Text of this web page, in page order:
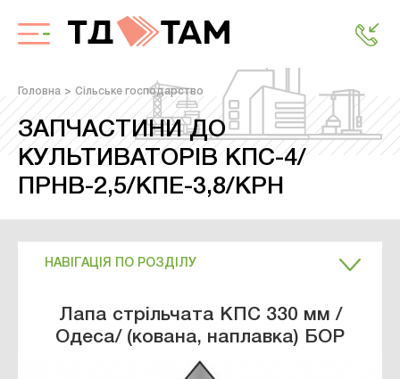
Головна Сільське господарство
ЗАПЧАСТИНИ ДО
КУЛЬТИВАТОРІВ КПС-4/
ПРНВ-2,5/КПЕ-3,8/КРН
НАВІГАЦІЯ ПО РОЗДІЛУ
Лапа стрільчата КПС 330 мм /
Одеса/ (кована, наплавка) БОР